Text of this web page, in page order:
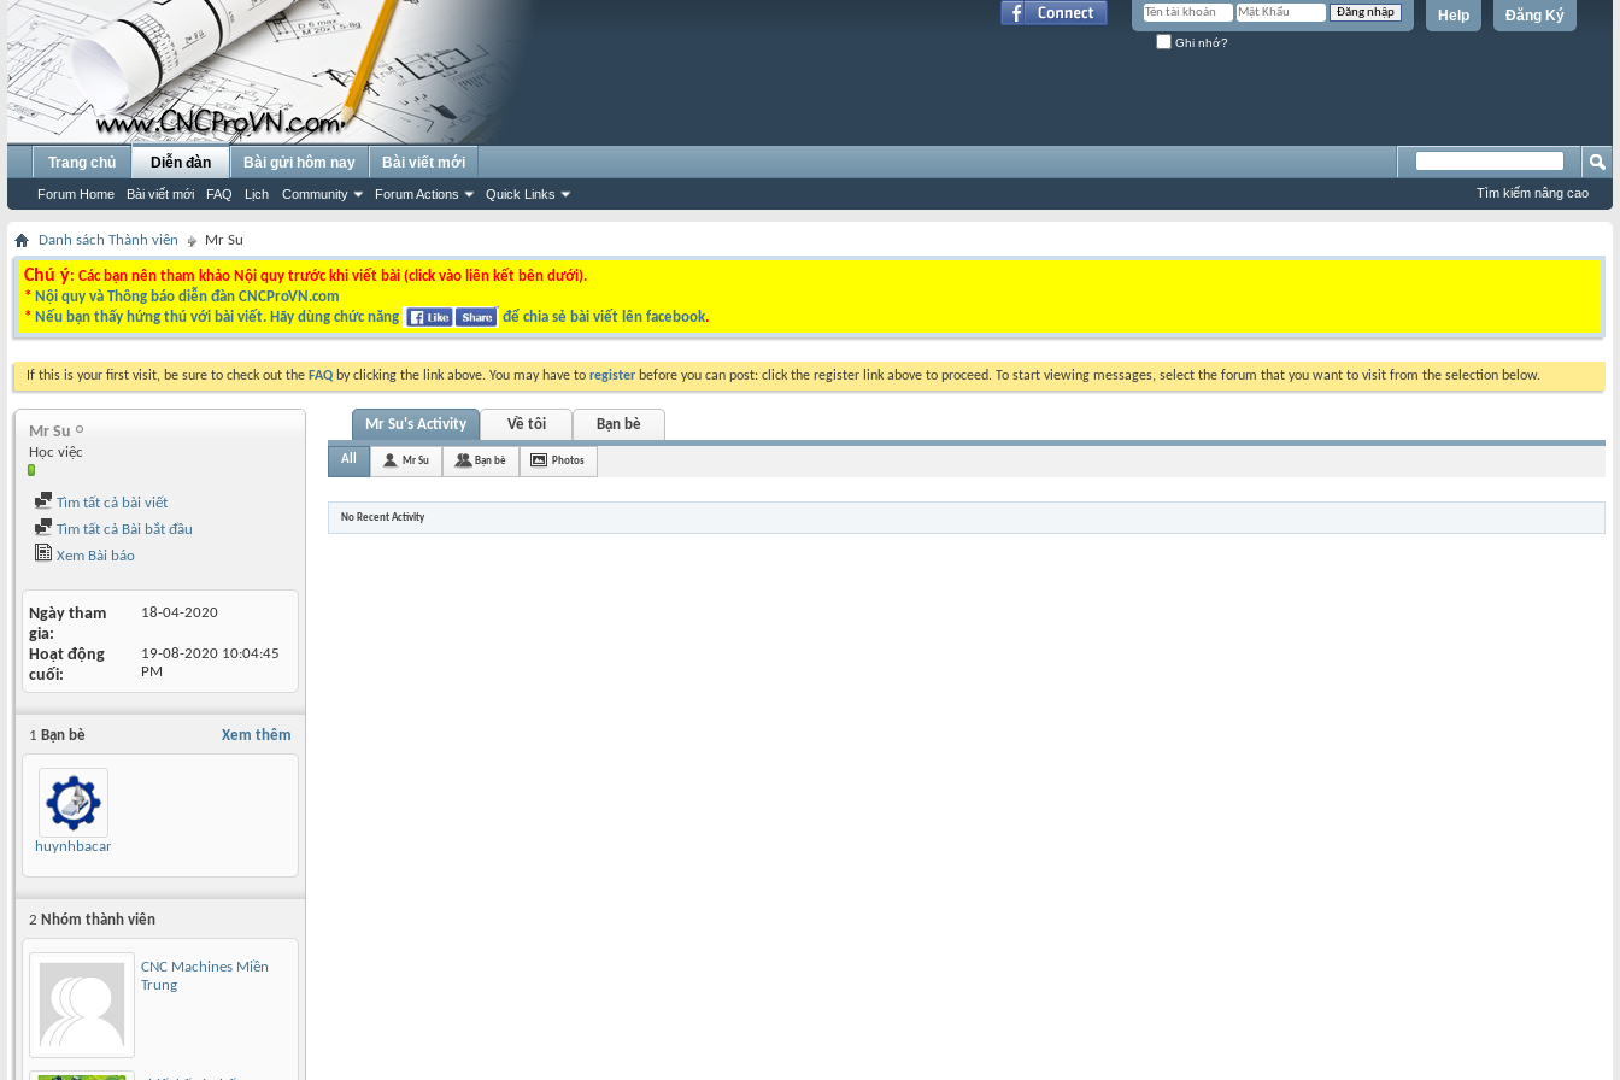
Đăng Ký
Help
Ghi nhớ?
Trang chủ Diễn đàn
Forum Home Bài viết mới FAQ Lịch Community Forum Actions Quick Links
Bài gửi hôm nay Bài viết mới
Tìm kiếm nâng cao
Danh sách Thành viên Mr Su
Chú ý: Các bạn nên tham khảo Nội quy trước khi viết bài (click vào liên kết bên dưới).
* Nội quy và Thông báo diễn đàn CNCProVN.com
* Nếu bạn thấy hứng thú với bài viết. Hãy dùng chức năng để chia sẻ bài viết lên facebook.
If this is your first visit, be sure to check out the FAQ by clicking the link above. You may have to register before you can post: click the register link above to proceed. To start viewing messages, select the forum that you want to visit from the selection below.
Mr Su
Học việc
Tìm tất cả bài viết
Tìm tất cả Bài bắt đầu
Xem Bài báo
Ngày tham
gia
18-04-2020
Hoạt động
cuối
19-08-2020 10:04:45
PM
Xem thêm
1 Bạn bè
huynhbacan
2 Nhóm thành viên
CNC Machines Miền
Trung
Mr Su's Activity Về tôi Bạn bè
All Mr Su Bạn bè Photos
No Recent Activity